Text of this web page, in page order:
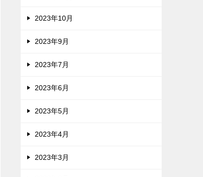
2023年10月
2023年9月
2023年7月
2023年6月
2023年5月
2023年4月
2023年3月